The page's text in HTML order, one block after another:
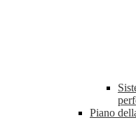
Piano